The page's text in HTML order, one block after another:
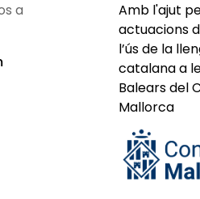
a
Amb l'ajut
actuacions
l’ús de la
catalana a
Balears del
Mallorca